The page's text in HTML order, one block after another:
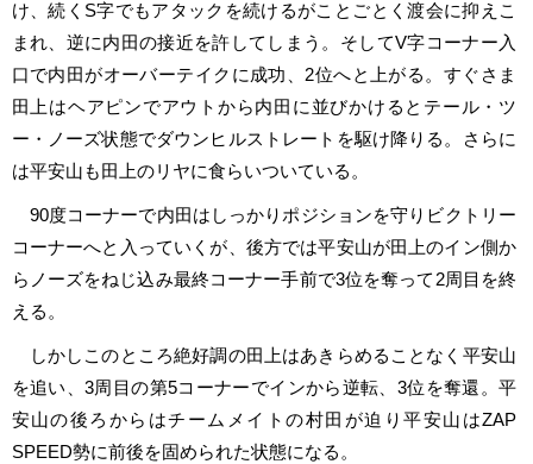
け、続くS字でもアタックを続けるがことごとく渡会に抑えこ
まれ、逆に内田の接近を許してしまう。そしてV字コーナー入
口で内田がオーバーテイクに成功、2位へと上がる。すぐさま
田上はヘアピンでアウトから内田に並びかけるとテール・ツ
ー・ノーズ状態でダウンヒルストレートを駆け降りる。さらに
は平安山も田上のリヤに食らいついている。
90度コーナーで内田はしっかりポジションを守りビクトリー
コーナーへと入っていくが、後方では平安山が田上のイン側か
らノーズをねじ込み最終コーナー手前で3位を奪って2周目を終
える。
しかしこのところ絶好調の田上はあきらめることなく平安山
を追い、3周目の第5コーナーでインから逆転、3位を奪還。平
安山の後ろからはチームメイトの村田が迫り平安山はZAP
SPEED勢に前後を固められた状態になる。